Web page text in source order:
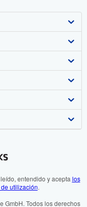
entendido y acepta los
utilización.
GmbH. Todos los derechos